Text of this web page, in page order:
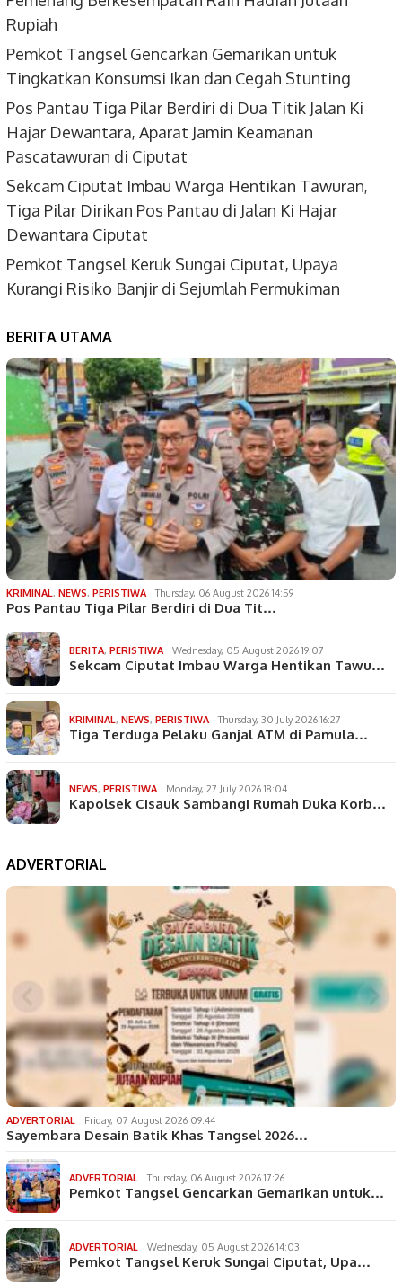
Rupiah
Pemkot Tangsel Gencarkan Gemarikan untuk
Tingkatkan Konsumsi Ikan dan Cegah Stunting
Pos Pantau Tiga Pilar Berdiri di Dua Titik Jalan Ki
Hajar Dewantara, Aparat Jamin Keamanan
Pascatawuran di Ciputat
Sekcam Ciputat Imbau Warga Hentikan Tawuran,
Tiga Pilar Dirikan Pos Pantau di Jalan Ki Hajar
Dewantara Ciputat
Pemkot Tangsel Keruk Sungai Ciputat, Upaya
Kurangi Risiko Banjir di Sejumlah Permukiman
BERITA UTAMA
KRIMINAL, NEWS, PERISTIWA Thursday, 06 August 2026 14:59
Pos Pantau Tiga Pilar Berdiri di Dua Tit…
BERITA, PERISTIWA Wednesday, 05 August 2026 19:07
Sekcam Ciputat Imbau Warga Hentikan Tawu…
KRIMINAL, NEWS, PERISTIWA Thursday, 30 July 2026 16:27
Tiga Terduga Pelaku Ganjal ATM di Pamula…
NEWS, PERISTIWA Monday, 27 July 2026 18:04
Kapolsek Cisauk Sambangi Rumah Duka Korb…
ADVERTORIAL
ADVERTORIAL Friday, 07 August 2026 09:44
Sayembara Desain Batik Khas Tangsel 2026…
ADVERTORIAL Thursday, 06 August 2026 17:26
Pemkot Tangsel Gencarkan Gemarikan untuk…
ADVERTORIAL Wednesday, 05 August 2026 14:03
Pemkot Tangsel Keruk Sungai Ciputat, Upa…